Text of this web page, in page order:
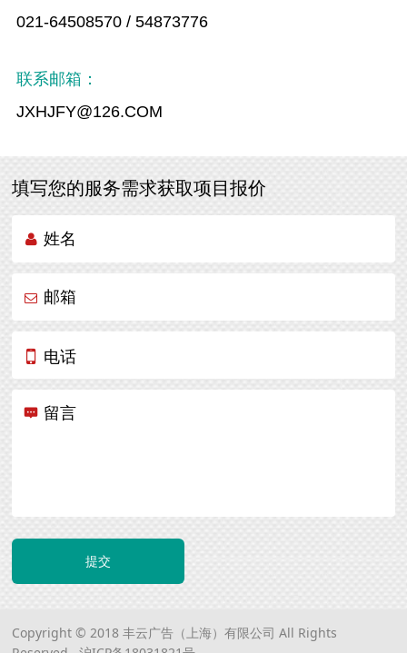
021-64508570 / 54873776
联系邮箱：
JXHJFY@126.COM
填写您的服务需求获取项目报价
姓名
邮箱
电话
留言
提交
Copyright © 2018 丰云广告（上海）有限公司 All Rights